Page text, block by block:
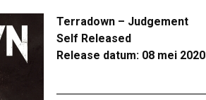
Terradown – Judgement
Self Released
Release datum: 08 mei 2020